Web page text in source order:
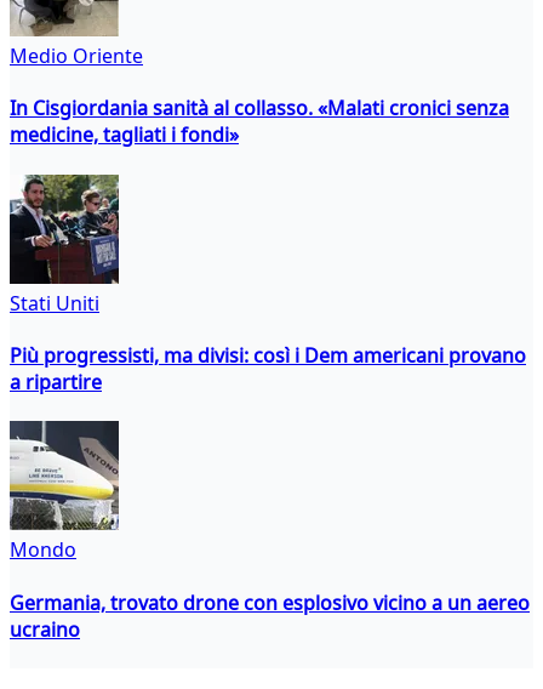
Medio Oriente
In Cisgiordania sanità al collasso. «Malati cronici senza
medicine, tagliati i fondi»
Stati Uniti
Più progressisti, ma divisi: così i Dem americani provano
a ripartire
Mondo
Germania, trovato drone con esplosivo vicino a un aereo
ucraino